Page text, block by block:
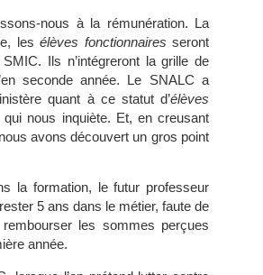
nous à la rémunération. La
lesélèves fonctionnaires seront
Ils n’intégreront la grille de
seconde année. Le SNALC a
quant à ce statut d’élèves
qui nous inquiète. Et, en creusant
avons découvert un gros point
la formation, le futur professeur
5 ans dans le métier, faute de
les sommes perçues
année.